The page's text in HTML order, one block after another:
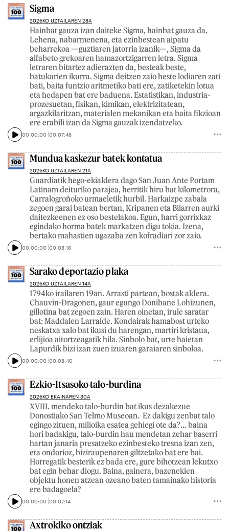
Sigma
2026KO UZTAILAREN 28A
Hainbat gauza izan daiteke Sigma, hainbat gauza da.
Lehena, nabarmenena, eta ezinbestean aipatu
beharrekoa —guztiaren jatorria izanik—, Sigma da
alfabeto grekoaren hamazortzigarren letra. Sigma
letraren bitartez adierazten da, besteak beste,
batukarien ikurra. Sigma deitzen zaio heste lodiaren zati
bati, baita funtzio aritmetiko bati ere, zatiketekin lotua
eta hedapen bat ere baduena. Estatistikan, industria-
prozesuetan, fisikan, kimikan, elektrizitatean,
argazkilaritzan, materialen mekanikan eta baita fikzioan
ere erabili izan da Sigma gauzak izendatzeko.
00:00:00 00:07:48
Mundua kaskezur batek kontatua
2026KO UZTAILAREN 21A
Guardiatik hego-ekialdera dago San Juan Ante Portam
Latinam deituriko parajea, herritik hiru bat kilometrora,
Carralogroñoko urmaeletik hurbil. Harkaizpe zabala
zegoen garai batean bertan, Kripanen eta Bilarren aurki
daitezkeenen ez oso bestelakoa. Egun, harri gorrixkaz
egindako horma batek markatzen digu tokia. Izena,
bertako mahastien ugazaba zen kofradiari zor zaio.
00:00:00 00:08:18
Sarako deportazio plaka
2026KO UZTAILAREN 14A
1794ko irailaren 19an. Arrasti partean, bostak aldera.
Chauvin-Dragonen, gaur egungo Donibane Lohizunen,
gillotina bat zegoen zain. Haren oinetan, irule saratar
bat: Maddalen Larralde. Kondairak hamabost urteko
neskatxa xalo bat ikusi du harengan, martiri kristaua,
erlijioa aitortzeagatik hila. Sinbolo bat, urte haietan
Lapurdik bizi izan zuen izuaren garaiaren sinboloa.
00:00:00 00:08:40
Ezkio-Itsasoko talo-burdina
2026KO EKAINAREN 30A
XVIII. mendeko talo-burdin bat ikus dezakezue
Donostiako San Telmo Museoan. Ez dakigu zenbat talo
egingo zituen, milioika esatea gehiegi ote da?... baina
hori badakigu, talo-burdin hau mendetan zehar baserri
hartan janaria presatzeko ezinbesteko tresna izan zen,
eta ondorioz, biziraupenaren giltzetako bat ere bai.
Horregatik besterik ez bada ere, gure bihotzean lekutxo
bat egin behar diogu. Baina, gainera, bazenekien
objektu honen atzean ozeano baten tamainako historia
ere badagoela?
00:00:00 00:07:14
Axtrokiko ontziak